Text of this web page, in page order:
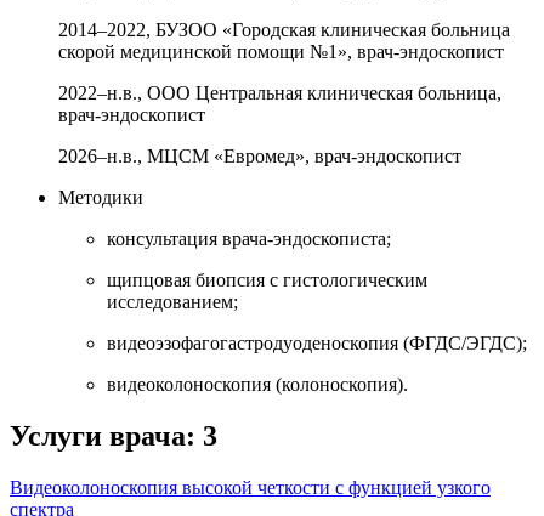
2014–2022, БУЗОО «Городская клиническая больница
скорой медицинской помощи №1», врач-эндоскопист
2022–н.в., ООО Центральная клиническая больница,
врач-эндоскопист
2026–н.в., МЦСМ «Евромед», врач-эндоскопист
Методики
консультация врача-эндоскописта;
щипцовая биопсия с гистологическим
исследованием;
видеоэзофагогастродуоденоскопия (ФГДС/ЭГДС);
видеоколоноскопия (колоноскопия).
Услуги врача: 3
Видеоколоноскопия высокой четкости с функцией узкого
спектра